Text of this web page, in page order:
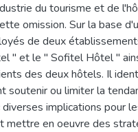
du tourisme et de
omission. Sur la base
de deux
" et le " Sofitel Hôtel "
des deux hôtels. Il
soutenir ou limiter la
implications pour
mettre en oeuvre des